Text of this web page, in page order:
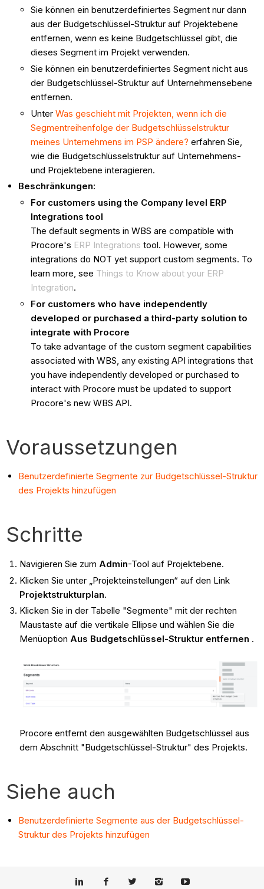
Sie können ein benutzerdefiniertes Segment nur dann
aus der Budgetschlüssel-Struktur auf Projektebene
entfernen, wenn es keine Budgetschlüssel gibt, die
dieses Segment im Projekt verwenden.
Sie können ein benutzerdefiniertes Segment nicht aus
der Budgetschlüssel-Struktur auf Unternehmensebene
entfernen.
UnterWas geschieht mit Projekten, wenn ich die
Segmentreihenfolge der Budgetschlüsselstruktur
meines Unternehmens im PSP ändere? erfahren Sie,
wie die Budgetschlüsselstruktur auf Unternehmens-
und Projektebene interagieren.
Beschränkungen:
For customers using the Company level ERP
Integrations tool
The default segments in WBS are compatible with
Procore's ERP Integrations tool. However, some
integrations do NOT yet support custom segments. To
learn more, see Things to Know about your ERP
Integration.
For customers who have independently
developed or purchased a third-party solution to
integrate with Procore
To take advantage of the custom segment capabilities
associated with WBS, any existing API integrations that
you have independently developed or purchased to
interact with Procore must be updated to support
Procore's new WBS API.
Voraussetzungen
Benutzerdefinierte Segmente zur Budgetschlüssel-Struktur
des Projekts hinzufügen
Schritte
Navigieren Sie zum Admin-Tool auf Projektebene.
Klicken Sie unter „Projekteinstellungen“ auf den Link
Projektstrukturplan.
Klicken Sie in der Tabelle "Segmente" mit der rechten
Maustaste auf die vertikale Ellipse und wählen Sie die
Menüoption Aus Budgetschlüssel-Struktur entfernen .
Procore entfernt den ausgewählten Budgetschlüssel aus
dem Abschnitt "Budgetschlüssel-Struktur" des Projekts.
Siehe auch
Benutzerdefinierte Segmente aus der Budgetschlüssel-
Struktur des Projekts hinzufügen